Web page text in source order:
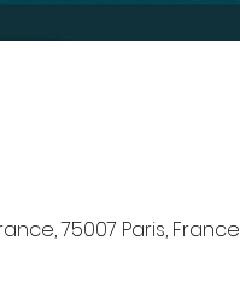
75007 Paris, France